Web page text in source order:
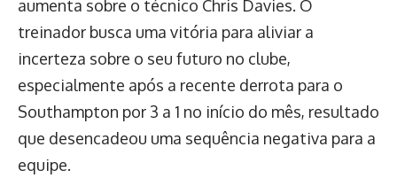
aumenta sobre o técnico Chris Davies. O
treinador busca uma vitória para aliviar a
incerteza sobre o seu futuro no clube,
especialmente após a recente derrota para o
Southampton por 3 a 1 no início do mês, resultado
que desencadeou uma sequência negativa para a
equipe.